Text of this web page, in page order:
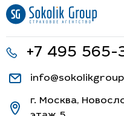
+7 495 565-
г. Москва,